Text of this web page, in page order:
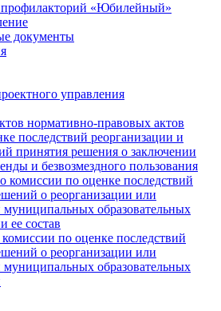
«Юбилейный»
документы
управления
нормативно-правовых актов
последствий реорганизации и
принятия решения о заключении
и безвозмездного пользования
комиссии по оценке последствий
о реорганизации или
образовательных
ее состав
по оценке последствий
о реорганизации или
образовательных